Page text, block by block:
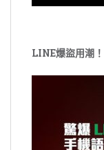
LINE爆盜用潮